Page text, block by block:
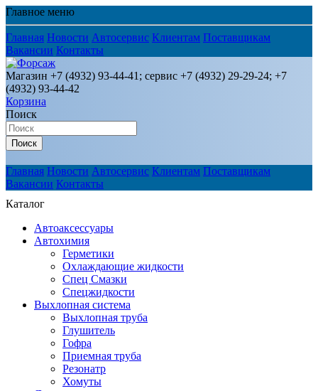
Главное меню
Главная Новости Автосервис Клиентам Поставщикам
Вакансии Контакты
Магазин +7 (4932) 93-44-41; сервис +7 (4932) 29-29-24; +7
(4932) 93-44-42
Корзина
Поиск
Поиск
Главная Новости Автосервис Клиентам Поставщикам
Вакансии Контакты
Каталог
Автоаксессуары
Автохимия
Герметики
Охлаждающие жидкости
Спец Смазки
Спецжидкости
Выхлопная система
Выхлопная труба
Глушитель
Гофра
Приемная труба
Резонатр
Хомуты